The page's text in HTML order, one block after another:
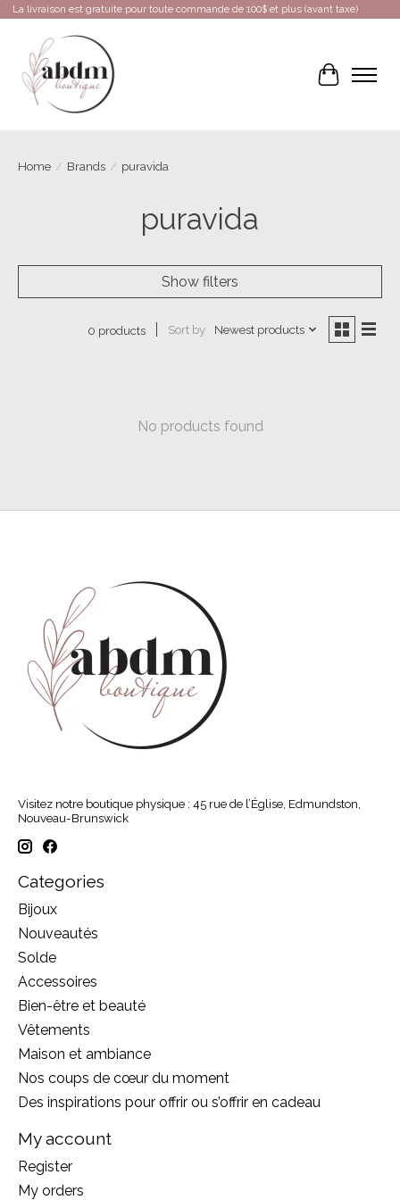
La livraison est gratuite pour toute commande de 100$ et plus (avant taxe)
Cart
Home / Brands / puravida
puravida
Show filters
0 products Sort by Newest products
No products found
Visitez notre boutique physique : 45 rue de l’Église, Edmundston,
Nouveau-Brunswick
Categories
Bijoux
Nouveautés
Solde
Accessoires
Bien-être et beauté
Vêtements
Maison et ambiance
Nos coups de cœur du moment
Des inspirations pour offrir ou s’offrir en cadeau
My account
Register
My orders